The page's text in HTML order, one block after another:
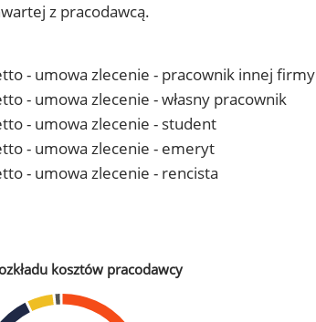
z pracodawcą.
- umowa zlecenie - pracownik innej firmy
- umowa zlecenie - własny pracownik
- umowa zlecenie - student
- umowa zlecenie - emeryt
- umowa zlecenie - rencista
kosztów pracodawcy